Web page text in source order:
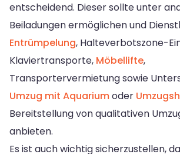
entscheidend. Dieser sollte unter
Beiladungen ermöglichen und
Entrümpelung, Halteverbotszone-
Klaviertransporte, Möbellifte,
Transportervermietung sowie
Umzug mit Aquariumoder
Bereitstellung von qualitativen
anbieten.
Es ist auch wichtig sicherzustellen,